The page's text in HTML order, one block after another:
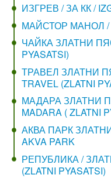
ИЗГРЕВ / ЗА КК /
МАЙСТОР МАНОЛ /
ЧАЙКА ЗЛАТНИ
PYASATSI)
ТРАВЕЛ ЗЛАТНИ
TRAVEL (ZLATNI
МАДАРА ЗЛАТНИ
MADARA ( ZLATNI
АКВА ПАРК
AKVA PARK
РЕПУБЛИКА /
(ZLATNI PYASATSI)